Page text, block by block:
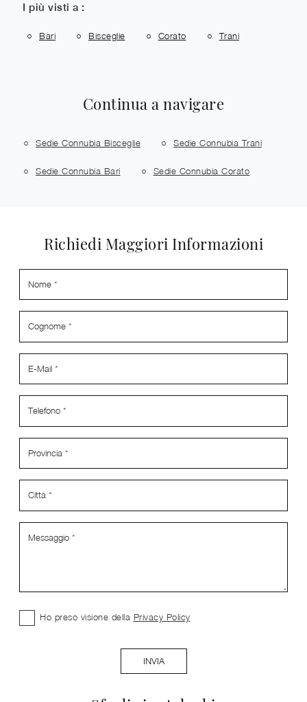
I più visti a :
Bari Bisceglie Corato Trani
Continua a navigare
Sedie Connubia Bisceglie Sedie Connubia Trani
Sedie Connubia Bari Sedie Connubia Corato
Richiedi Maggiori Informazioni
Ho preso visione della Privacy Policy
INVIA